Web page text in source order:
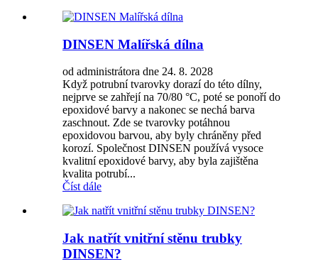
DINSEN Malířská dílna
od administrátora dne 24. 8. 2028
Když potrubní tvarovky dorazí do této dílny,
nejprve se zahřejí na 70/80 °C, poté se ponoří do
epoxidové barvy a nakonec se nechá barva
zaschnout. Zde se tvarovky potáhnou
epoxidovou barvou, aby byly chráněny před
korozí. Společnost DINSEN používá vysoce
kvalitní epoxidové barvy, aby byla zajištěna
kvalita potrubí...
Číst dále
Jak natřít vnitřní stěnu trubky
DINSEN?